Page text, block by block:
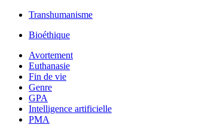
Transhumanisme
Bioéthique
Avortement
Euthanasie
Fin de vie
Genre
GPA
Intelligence artificielle
PMA